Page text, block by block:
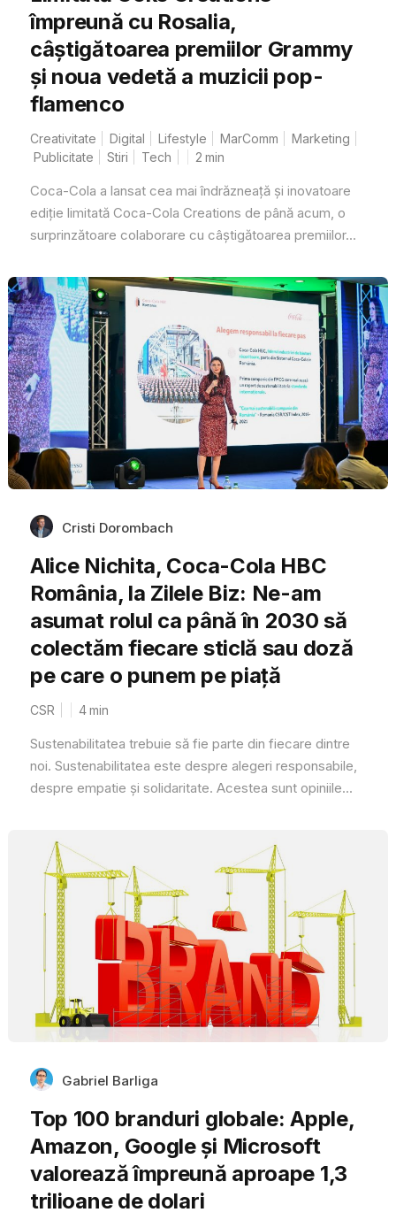
împreună cu Rosalia,
câștigătoarea premiilor Grammy
și noua vedetă a muzicii pop-
flamenco
Creativitate Digital Lifestyle MarComm
Marketing
Publicitate
Stiri Tech 2 min
Coca-Cola a lansat cea mai îndrăzneață și inovatoare
ediție limitată Coca-Cola Creations de până acum, o
surprinzătoare colaborare cu câștigătoarea premiilor...
Cristi Dorombach
Alice Nichita, Coca-Cola HBC
România, la Zilele Biz: Ne-am
asumat rolul ca până în 2030 să
colectăm fiecare sticlă sau doză
pe care o punem pe piață
CSR 4min
Sustenabilitatea trebuie să fie parte din fiecare dintre
noi. Sustenabilitatea este despre alegeri responsabile,
despre empatie și solidaritate. Acestea sunt opiniile...
Gabriel Barliga
Top 100 branduri globale: Apple,
Amazon, Google și Microsoft
valorează împreună aproape 1,3
trilioane de dolari